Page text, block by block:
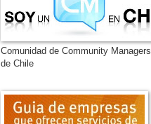
Comunidad de Community Managers
de Chile